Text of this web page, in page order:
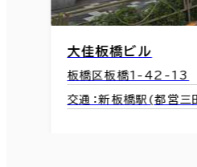
大佳板橋ビル
板橋区板橋1-42-13
交通：新板橋駅(都営